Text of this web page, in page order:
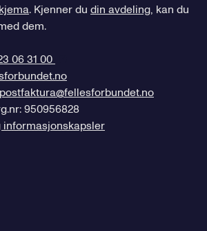
. Kjenner du din avdeling, kan du
dem.
06 31 00
950956828